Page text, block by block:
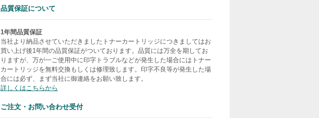
品質保証について
1年間品質保証
当社より納品させていただきましたトナーカートリッジにつきましてはお
買い上げ後1年間の品質保証がついております。品質には万全を期してお
りますが、万が一ご使用中に印字トラブルなどが発生した場合にはトナー
カートリッジを無料交換もしくは修理致します。印字不良等が発生した場
合には必ず、まず当社に御連絡をお願い致します。
詳しくはこちらから
ご注文・お問い合わせ受付